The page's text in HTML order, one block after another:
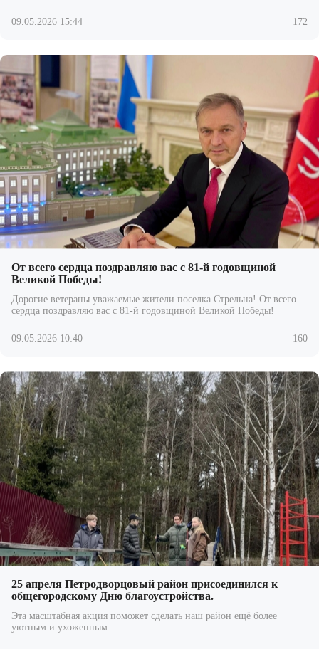
09.05.2026 15:44 172
От всего сердца поздравляю вас с 81-й годовщиной
Великой Победы!
Дорогие ветераны уважаемые жители поселка Стрельна! От всего
сердца поздравляю вас с 81-й годовщиной Великой Победы!
09.05.2026 10:40 160
25 апреля Петродворцовый район присоединился к
общегородскому Дню благоустройства.
Эта масштабная акция поможет сделать наш район ещё более
уютным и ухоженным.